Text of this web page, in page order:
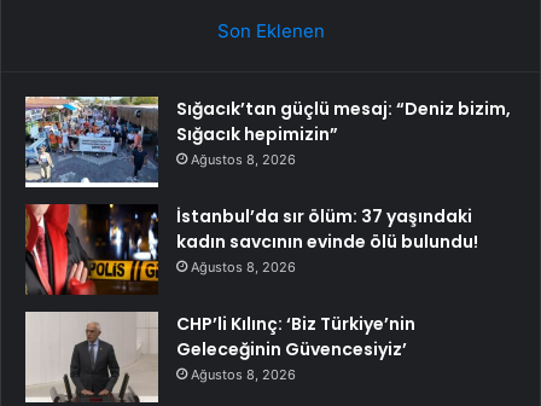
Son Eklenen
Sığacık’tan güçlü mesaj: “Deniz bizim,
Sığacık hepimizin”
Ağustos 8, 2026
İstanbul’da sır ölüm: 37 yaşındaki
kadın savcının evinde ölü bulundu!
Ağustos 8, 2026
CHP’li Kılınç: ‘Biz Türkiye’nin
Geleceğinin Güvencesiyiz’
Ağustos 8, 2026